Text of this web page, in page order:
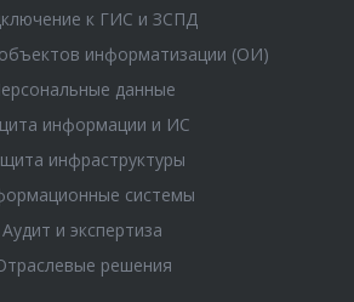
к ГИС и ЗСПД
информатизации (ОИ)
данные
информации и ИС
инфраструктуры
системы
Аудит и экспертиза
решения